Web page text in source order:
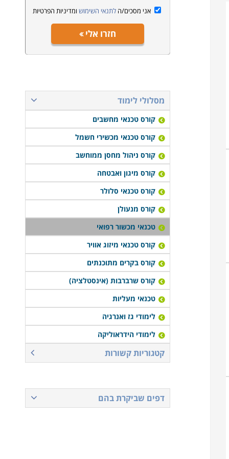
אני מסכים/הלתנאי השימוש ומדיניות הפרטיות
חזרו אלי
מסלולי לימוד
קורס טכנאי מחשבים
קורס טכנאי מכשירי חשמל
קורס ניהול מחסן ממוחשב
קורס מיגון ואבטחה
קורס טכנאי סלולר
קורס מנעולן
טכנאי מכשור רפואי
קורס טכנאי מיזוג אוויר
קורס בקרים מתוכנתים
קורס שרברבות (אינסטלציה)
טכנאי מעליות
לימודי גז ואנרגיה
לימודי הידראוליקה
קטגוריות קשורות
דפים שביקרת בהם